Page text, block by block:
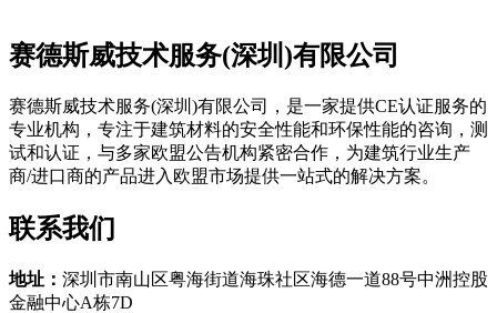
赛德斯威技术服务(深圳)有限公司
赛德斯威技术服务(深圳)有限公司，是一家提供CE认证服务的
专业机构，专注于建筑材料的安全性能和环保性能的咨询，测
试和认证，与多家欧盟公告机构紧密合作，为建筑行业生产
商/进口商的产品进入欧盟市场提供一站式的解决方案。
联系我们
地址： 深圳市南山区粤海街道海珠社区海德一道88号中洲控股
金融中心A栋7D